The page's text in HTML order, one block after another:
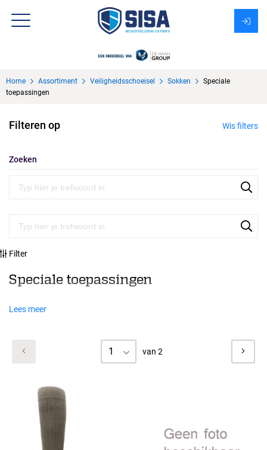
Over Sisa
Home Assortiment Veiligheidsschoeisel Sokken
Speciale
toepassingen
Filteren op Wis filters
Zoeken
Filter
Speciale toepassingen
Lees meer
1 van 2